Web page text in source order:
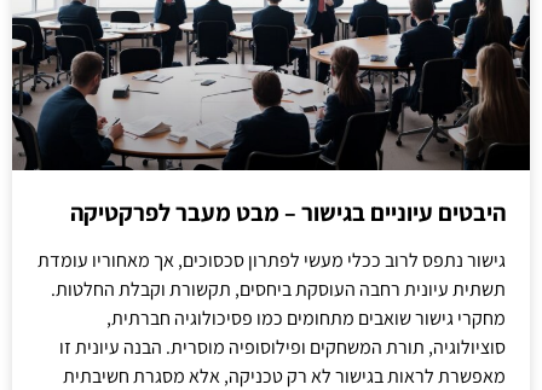
היבטים עיוניים בגישור – מבט מעבר לפרקטיקה
גישור נתפס לרוב ככלי מעשי לפתרון סכסוכים, אך מאחוריו עומדת
תשתית עיונית רחבה העוסקת ביחסים, תקשורת וקבלת החלטות.
מחקרי גישור שואבים מתחומים כמו פסיכולוגיה חברתית,
סוציולוגיה, תורת המשחקים ופילוסופיה מוסרית. הבנה עיונית זו
מאפשרת לראות בגישור לא רק טכניקה, אלא מסגרת חשיבתית